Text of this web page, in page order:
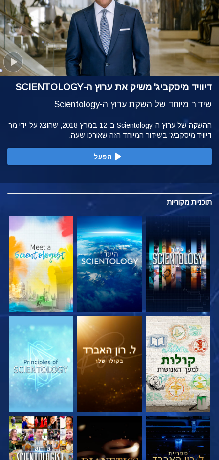
דיוויד מיסקביג' משיק את ערוץ ה-SCIENTOLOGY
שידור מיוחד של השקת ערוץ ה-Scientology
ההשקה של ערוץ ה-Scientology ב-12 במרץ 2018, שהוצג על-ידי מר
דיוויד מיסקביג' בשידור המיוחד הזה שאורכו שעה.
הפעל
תוכניותמקוריות
בדוק את הסדרה בדוק את הסדרה בדוק את הסדרה
בדוק את הסדרה בדוק את הסדרה צפה